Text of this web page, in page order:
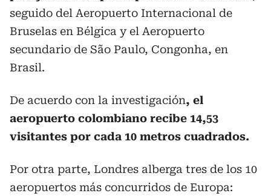
seguido del Aeropuerto Internacional de
Bruselas en Bélgica y el Aeropuerto
secundario de São Paulo, Congonha, en
Brasil.
De acuerdo con la investigación, el
aeropuerto colombiano recibe 14,53
visitantes por cada 10 metros cuadrados.
Por otra parte, Londres alberga tres de los 10
aeropuertos más concurridos de Europa: